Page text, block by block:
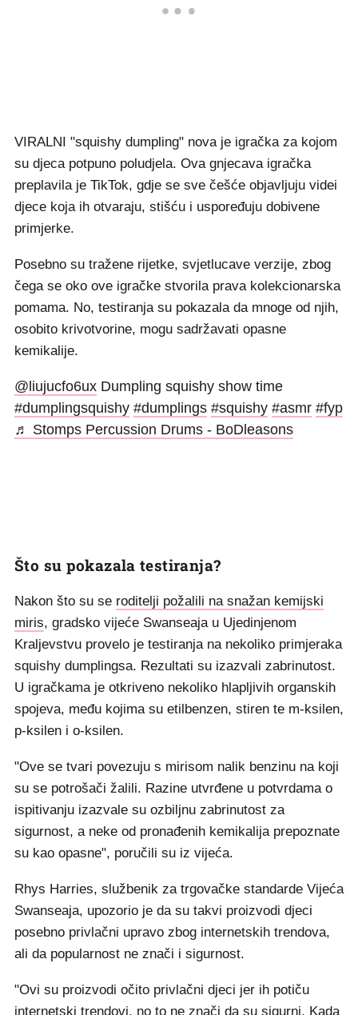
VIRALNI "squishy dumpling" nova je igračka za kojom
su djeca potpuno poludjela. Ova gnjecava igračka
preplavila je TikTok, gdje se sve češće objavljuju videi
djece koja ih otvaraju, stišću i uspoređuju dobivene
primjerke.
Posebno su tražene rijetke, svjetlucave verzije, zbog
čega se oko ove igračke stvorila prava kolekcionarska
pomama. No, testiranja su pokazala da mnoge od njih,
osobito krivotvorine, mogu sadržavati opasne
kemikalije.
@liujucfo6ux Dumpling squishy show time
#dumplingsquishy #dumplings #squishy #asmr #fyp
♬ Stomps Percussion Drums - BoDleasons
Što su pokazala testiranja?
Nakon što su se roditelji požalili na snažan kemijski
miris, gradsko vijeće Swanseaja u Ujedinjenom
Kraljevstvu provelo je testiranja na nekoliko primjeraka
squishy dumplingsa. Rezultati su izazvali zabrinutost.
U igračkama je otkriveno nekoliko hlapljivih organskih
spojeva, među kojima su etilbenzen, stiren te m-ksilen,
p-ksilen i o-ksilen.
"Ove se tvari povezuju s mirisom nalik benzinu na koji
su se potrošači žalili. Razine utvrđene u potvrdama o
ispitivanju izazvale su ozbiljnu zabrinutost za
sigurnost, a neke od pronađenih kemikalija prepoznate
su kao opasne", poručili su iz vijeća.
Rhys Harries, službenik za trgovačke standarde Vijeća
Swanseaja, upozorio je da su takvi proizvodi djeci
posebno privlačni upravo zbog internetskih trendova,
ali da popularnost ne znači i sigurnost.
"Ovi su proizvodi očito privlačni djeci jer ih potiču
internetski trendovi, no to ne znači da su sigurni. Kada